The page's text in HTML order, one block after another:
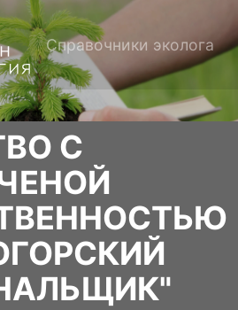
Справочники эколога
С